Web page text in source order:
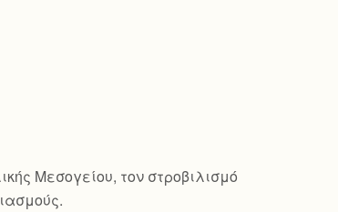
Μεσογείου, τον στροβιλισμό